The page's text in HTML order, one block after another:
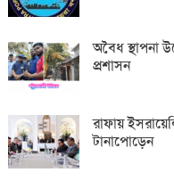
অবৈধ স্থাপনা
প্রশাসন
রাফায়
টানাপোড়েন